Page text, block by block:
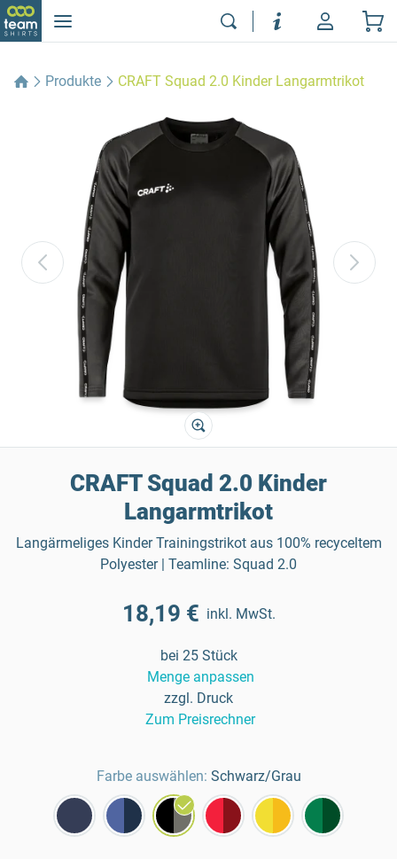
Produkte CRAFT Squad 2.0 Kinder Langarmtrikot
CRAFT Squad 2.0 Kinder
Langarmtrikot
Langärmeliges Kinder Trainingstrikot aus 100% recyceltem
Polyester | Teamline: Squad 2.0
18,19 € inkl. MwSt.
bei 25 Stück
Menge anpassen
zzgl. Druck
Zum Preisrechner
Farbe auswählen: Schwarz/Grau